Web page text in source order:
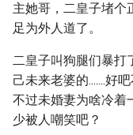
主她哥，二皇子堵个
足为外人道了。
二皇子叫狗腿们暴打
己未来老婆的.......好
不过未婚妻为啥冷着
少被人嘲笑吧？